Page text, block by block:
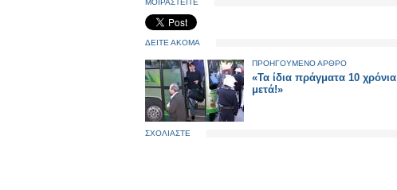
ΜΟΙΡΑΣΤΕΙΤΕ
ΔΕΙΤΕ ΑΚΟΜΑ
ΠΡΟΗΓΟΥΜΕΝΟ ΑΡΘΡΟ
«Τα ίδια πράγματα 10 χρόνια
μετά!»
ΣΧΟΛΙΑΣΤΕ